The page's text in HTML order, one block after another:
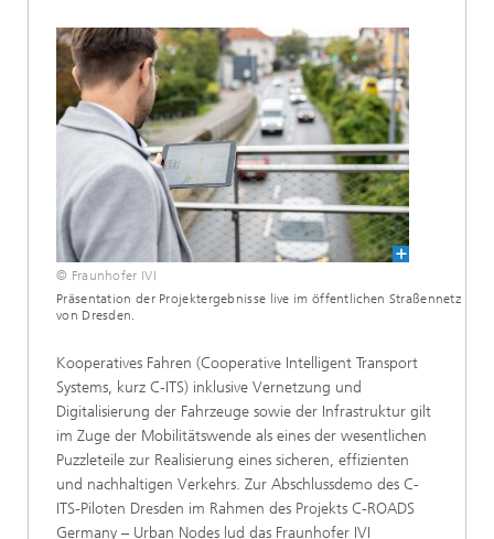
© Fraunhofer IVI
Präsentation der Projektergebnisse live im öffentlichen Straßennetz
von Dresden.
Kooperatives Fahren (Cooperative Intelligent Transport
Systems, kurz C-ITS) inklusive Vernetzung und
Digitalisierung der Fahrzeuge sowie der Infrastruktur gilt
im Zuge der Mobilitätswende als eines der wesentlichen
Puzzleteile zur Realisierung eines sicheren, effizienten
und nachhaltigen Verkehrs. Zur Abschlussdemo des C-
ITS-Piloten Dresden im Rahmen des Projekts C-ROADS
Germany – Urban Nodes lud das Fraunhofer IVI